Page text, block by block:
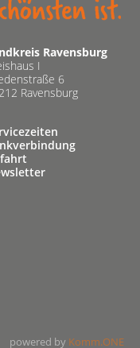
Ravensburg
I
6
Ravensburg
powered by Komm.ONE